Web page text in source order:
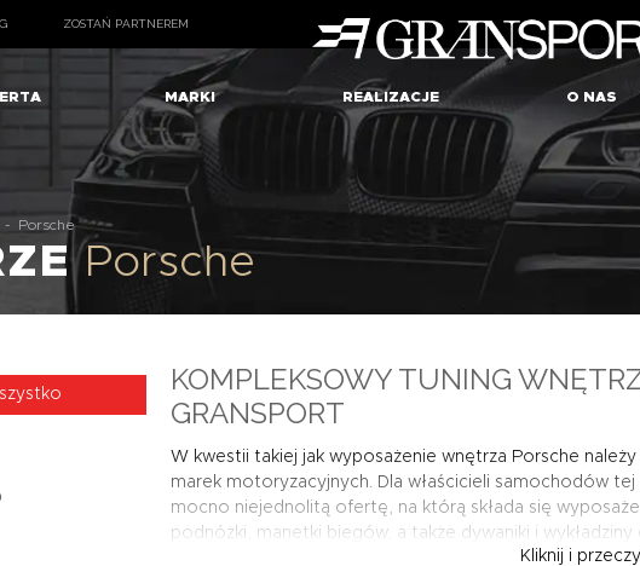
ZOSTAŃ PARTNEREM
MARKI REALIZACJE O NAS
- Porsche
Porsche
KOMPLEKSOWY TUNING
GRANSPORT
W kwestii takiej jak wyposażenie wnętrza Porsche
marek motoryzacyjnych. Dla właścicieli samochodów
mocno niejednolitą ofertę, na którą składa się
podnóżki, manetki biegów, a także dywaniki i
Kliknij i